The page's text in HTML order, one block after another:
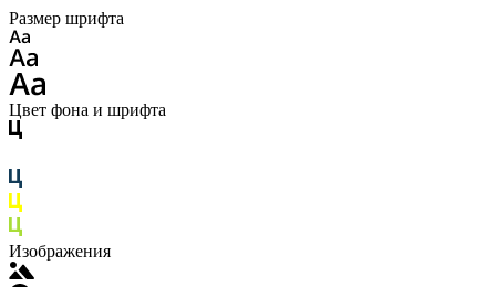
Размер шрифта
Цвет фона и шрифта
Изображения